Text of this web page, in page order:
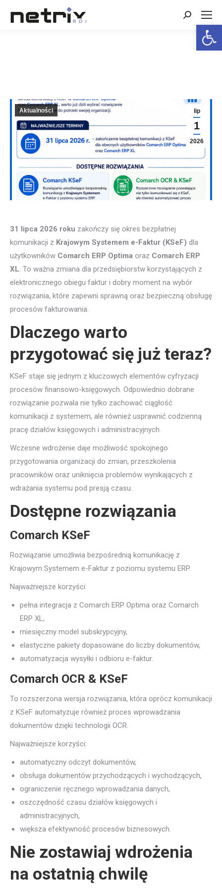
Search:
lip
1
2026
Aktualności
31 lipca 2026 roku zakończy się okres bezpłatnej
komunikacji z Krajowym Systemem e-Faktur (KSeF) dla
użytkowników Comarch ERP Optima oraz Comarch ERP
XL. To ważna zmiana dla przedsiębiorstw korzystających z
elektronicznego obiegu faktur i dobry moment na wybór
rozwiązania, które zapewni sprawną oraz bezpieczną obsługę
procesów fakturowania.
Dlaczego warto
przygotować się już teraz?
KSeF staje się jednym z kluczowych elementów cyfryzacji
procesów finansowo-księgowych. Odpowiednio dobrane
rozwiązanie pozwala nie tylko zachować ciągłość
komunikacji z systemem, ale również usprawnić codzienną
pracę działów księgowych i administracyjnych.
Wczesne wdrożenie daje możliwość spokojnego
przygotowania organizacji do zmian, przeszkolenia
pracowników oraz uniknięcia problemów wynikających z
wdrażania systemu pod presją czasu.
Dostępne rozwiązania
Comarch KSeF
Rozwiązanie umożliwia bezpośrednią komunikację z
Krajowym Systemem e-Faktur z poziomu systemu ERP.
Najważniejsze korzyści:
pełna integracja z Comarch ERP Optima oraz Comarch
ERP XL,
miesięczny model subskrypcyjny,
elastyczne pakiety dopasowane do liczby dokumentów,
automatyzacja wysyłki i odbioru e-faktur.
Comarch OCR & KSeF
To rozszerzona wersja rozwiązania, która oprócz komunikacji
z KSeF automatyzuje również proces wprowadzania
dokumentów dzięki technologii OCR.
Najważniejsze korzyści:
automatyczny odczyt dokumentów,
obsługa dokumentów przychodzących i wychodzących,
ograniczenie ręcznego wprowadzania danych,
oszczędność czasu działów księgowych i
administracyjnych,
większa efektywność procesów biznesowych.
Nie zostawiaj wdrożenia
na ostatnią chwilę